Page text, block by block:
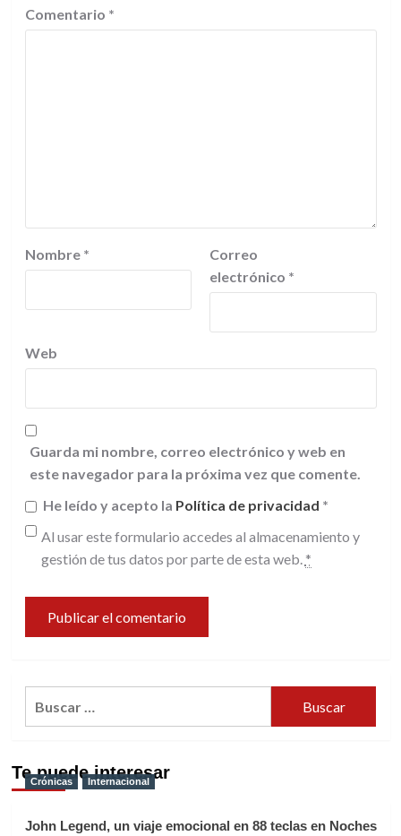
Comentario *
Nombre *
Correo
electrónico *
Web
Guarda mi nombre, correo electrónico y web en
este navegador para la próxima vez que comente.
He leído y acepto la Política de privacidad *
Al usar este formulario accedes al almacenamiento y
gestión de tus datos por parte de esta web. *
Te puede interesar
Crónicas Internacional
John Legend, un viaje emocional en 88 teclas en Noches